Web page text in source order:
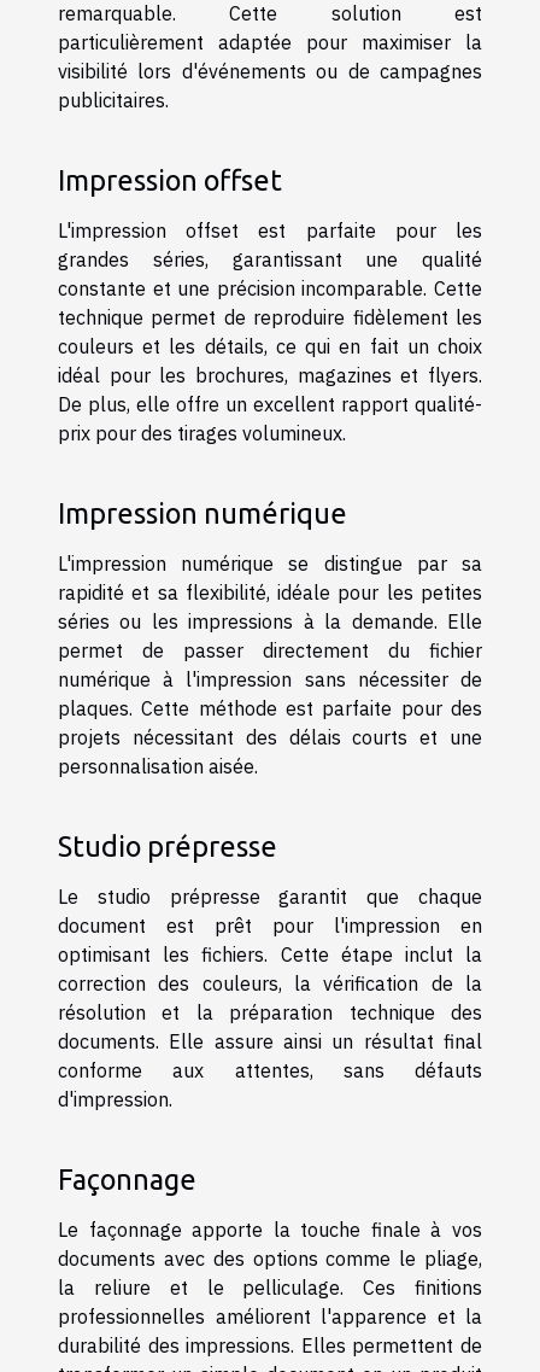
remarquable. Cette solution est
particulièrement adaptée pour maximiser la
visibilité lors d'événements ou de campagnes
publicitaires.
Impression offset
L'impression offset est parfaite pour les
grandes séries, garantissant une qualité
constante et une précision incomparable. Cette
technique permet de reproduire fidèlement les
couleurs et les détails, ce qui en fait un choix
idéal pour les brochures, magazines et flyers.
De plus, elle offre un excellent rapport qualité-
prix pour des tirages volumineux.
Impression numérique
L'impression numérique se distingue par sa
rapidité et sa flexibilité, idéale pour les petites
séries ou les impressions à la demande. Elle
permet de passer directement du fichier
numérique à l'impression sans nécessiter de
plaques. Cette méthode est parfaite pour des
projets nécessitant des délais courts et une
personnalisation aisée.
Studio prépresse
Le studio prépresse garantit que chaque
document est prêt pour l'impression en
optimisant les fichiers. Cette étape inclut la
correction des couleurs, la vérification de la
résolution et la préparation technique des
documents. Elle assure ainsi un résultat final
conforme aux attentes, sans défauts
d'impression.
Façonnage
Le façonnage apporte la touche finale à vos
documents avec des options comme le pliage,
la reliure et le pelliculage. Ces finitions
professionnelles améliorent l'apparence et la
durabilité des impressions. Elles permettent de